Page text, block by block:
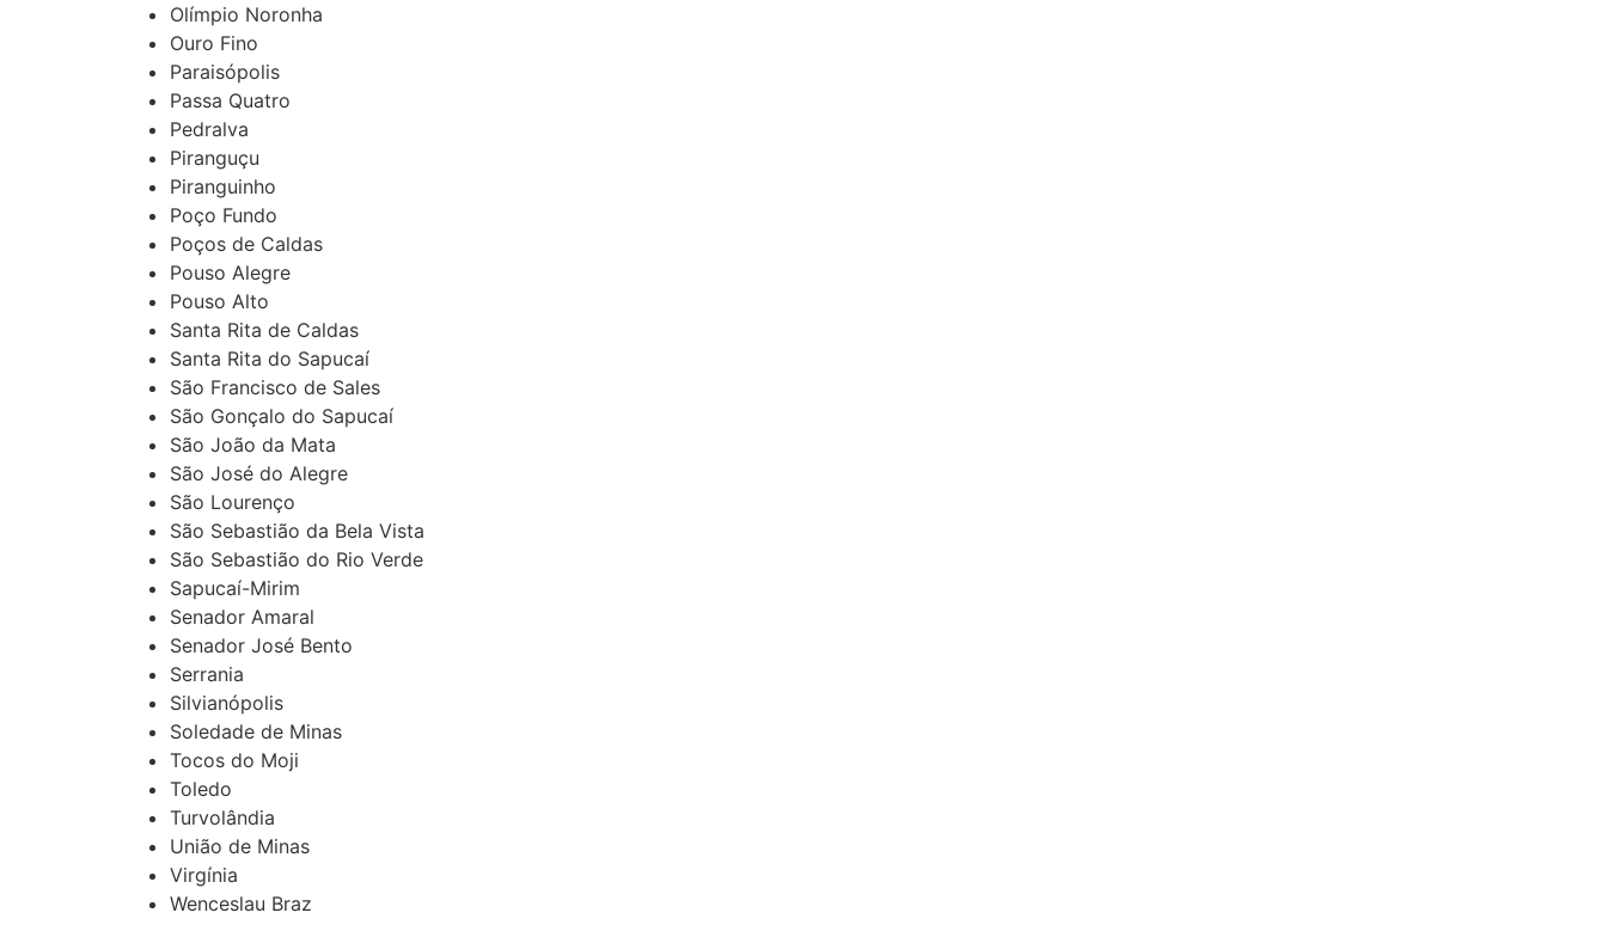
Olímpio Noronha
Ouro Fino
Paraisópolis
Passa Quatro
Pedralva
Piranguçu
Piranguinho
Poço Fundo
Poços de Caldas
Pouso Alegre
Pouso Alto
Santa Rita de Caldas
Santa Rita do Sapucaí
São Francisco de Sales
São Gonçalo do Sapucaí
São João da Mata
São José do Alegre
São Lourenço
São Sebastião da Bela Vista
São Sebastião do Rio Verde
Sapucaí-Mirim
Senador Amaral
Senador José Bento
Serrania
Silvianópolis
Soledade de Minas
Tocos do Moji
Toledo
Turvolândia
União de Minas
Virgínia
Wenceslau Braz